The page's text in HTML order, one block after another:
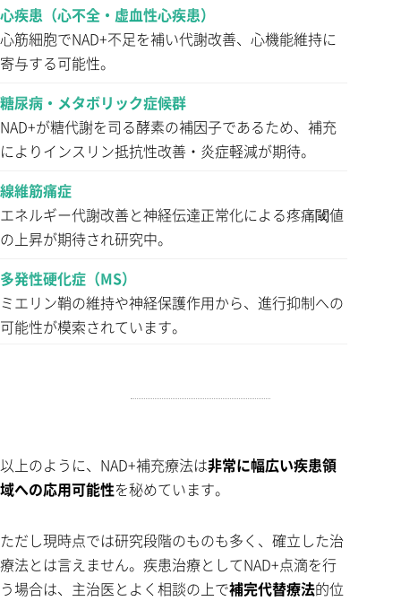
心疾患（心不全・虚血性心疾患）
心筋細胞でNAD+不足を補い代謝改善、心機能維持に
寄与する可能性。
糖尿病・メタボリック症候群
NAD+が糖代謝を司る酵素の補因子であるため、補充
によりインスリン抵抗性改善・炎症軽減が期待。
線維筋痛症
エネルギー代謝改善と神経伝達正常化による疼痛閾値
の上昇が期待され研究中。
多発性硬化症（MS）
ミエリン鞘の維持や神経保護作用から、進行抑制への
可能性が模索されています。
以上のように、NAD+補充療法は非常に幅広い疾患領
域への応用可能性を秘めています。
ただし現時点では研究段階のものも多く、確立した治
療法とは言えません。疾患治療としてNAD+点滴を行
う場合は、主治医とよく相談の上で補完代替療法的位